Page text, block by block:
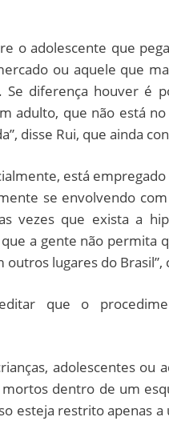
o adolescente que
ou aquele que
Se diferença houver é
adulto, que não está
disse Rui, que ainda
está
se envolvendo
vezes que exista a
a gente não permita
lugares do Brasil”,
que o
adolescentes ou
dentro de um
esteja restrito apenas